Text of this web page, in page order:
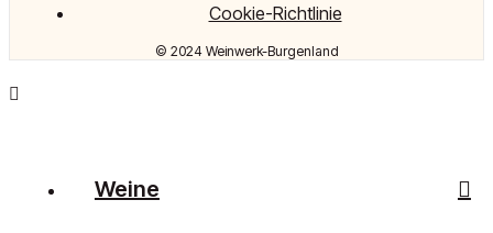
© 2024 Weinwerk-Burgenland
Cookie-Richtlinie
Weine